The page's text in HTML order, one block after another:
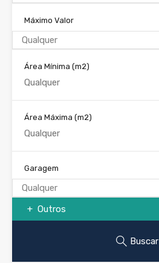
Máximo Valor
Qualquer
Área Mínima (m2)
Área Máxima (m2)
Garagem
Qualquer
Outros
Buscar